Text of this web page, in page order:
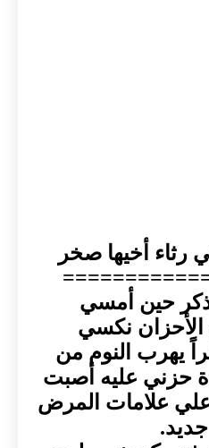
رثاء أخيها صخر
حين أمسي
نكسي
يهرب النوم من
حزني عليه أصبت
علامات المرض